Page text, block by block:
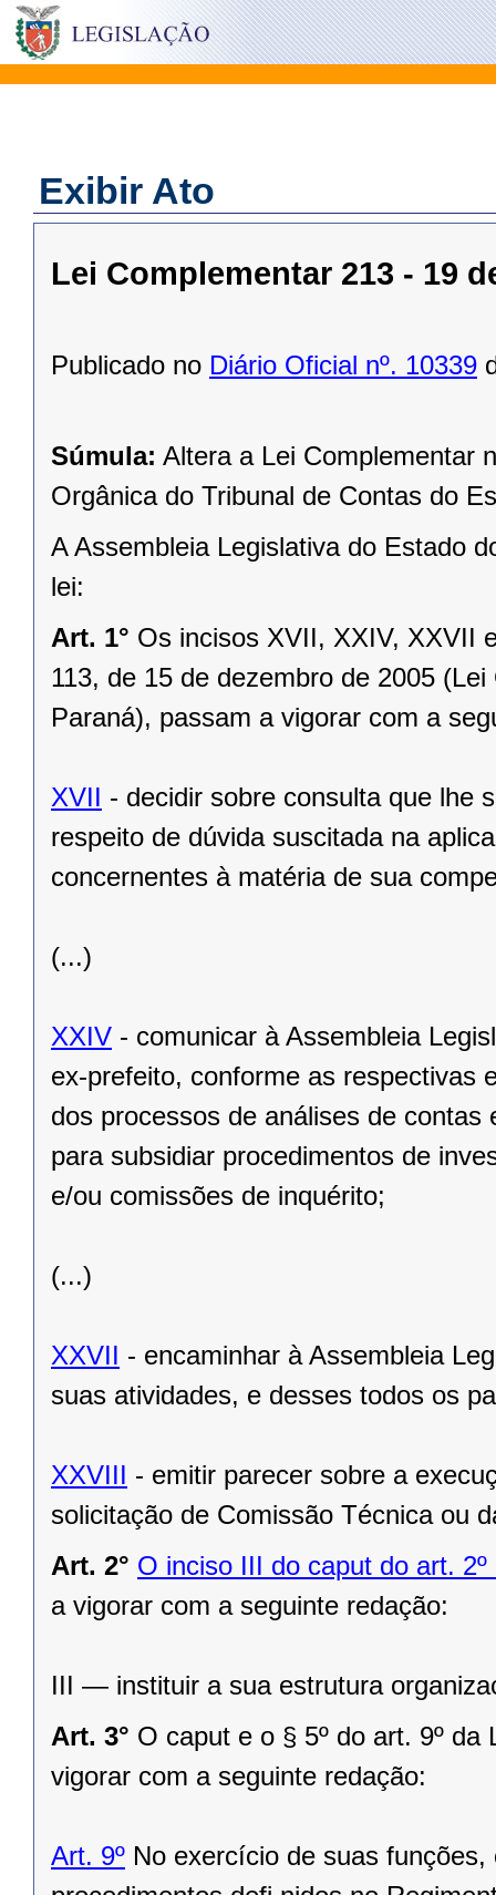
Exibir Ato
Lei Complementar 213 - 19
Publicado no Diário Oficial nº. 10339
Súmula: Altera a Lei Complementar
Orgânica do Tribunal de Contas do
A Assembleia Legislativa do Estado
lei:
Art. 1° Os incisos XVII, XXIV, XXVII
113, de 15 de dezembro de 2005
Paraná), passam a vigorar com a
XVII - decidir sobre consulta que lhe
respeito de dúvida suscitada na
concernentes à matéria de sua
(...)
XXIV - comunicar à Assembleia
ex-prefeito, conforme as respectivas
dos processos de análises de
para subsidiar procedimentos de
e/ou comissões de inquérito;
(...)
XXVII - encaminhar à Assembleia
suas atividades, e desses todos os
XXVIII - emitir parecer sobre a
solicitação de Comissão Técnica ou
Art. 2° O inciso III do caput do art.
a vigorar com a seguinte redação:
III — instituir a sua estrutura
Art. 3° O caput e o § 5º do art. 9º da
vigorar com a seguinte redação:
Art. 9º No exercício de suas